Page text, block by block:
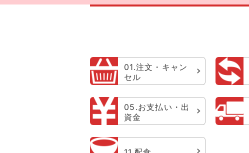
01.注文・キャン
セル
05.お支払い・出
資金